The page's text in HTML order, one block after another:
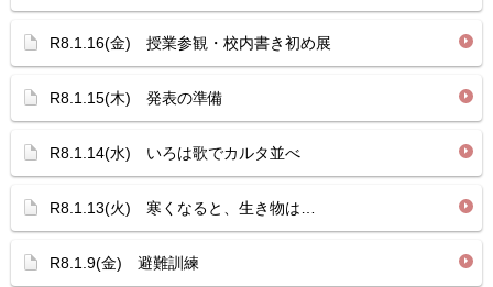
R8.1.16(金) 授業参観・校内書き初め展
R8.1.15(木) 発表の準備
R8.1.14(水) いろは歌でカルタ並べ
R8.1.13(火) 寒くなると、生き物は…
R8.1.9(金) 避難訓練